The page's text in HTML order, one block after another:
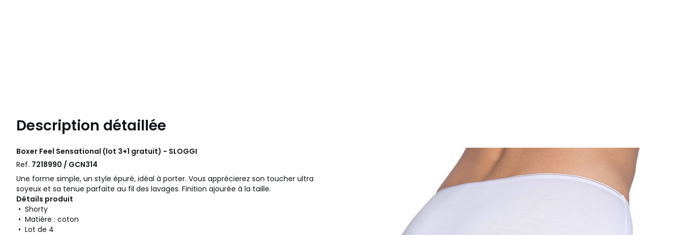
Description détaillée
Boxer Feel Sensational (lot 3+1 gratuit) - SLOGGI
Ref. 7218990 / GCN314
Une forme simple, un style épuré, idéal à porter. Vous apprécierez son toucher ultra
soyeux et sa tenue parfaite au fil des lavages. Finition ajourée à la taille.
Détails produit
• Shorty
• Matière : coton
• Lot de 4